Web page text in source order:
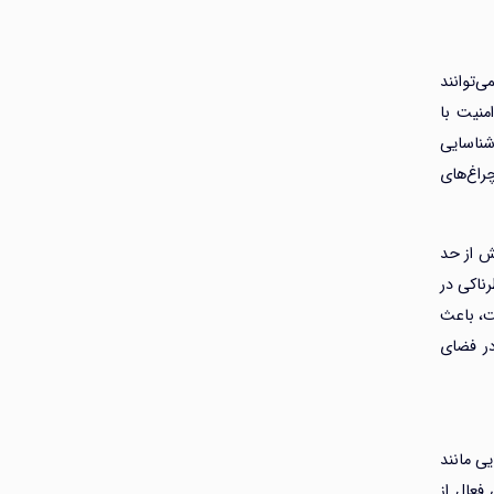
با
از حد
در
باعث
فضای
مانند